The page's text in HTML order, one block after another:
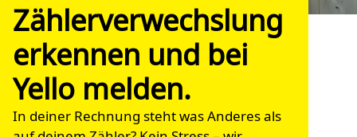
Zählerverwechslung
erkennen und bei
Yello melden.
In deiner Rechnung steht was Anderes als